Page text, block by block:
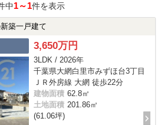
中1～1件を表示
築一戸建て
3,650万円
3LDK / 2026年
千葉県大網白里市みずほ台3丁目
ＪＲ外房線 大網 徒歩22分
建物面積 62.8㎡
土地面積 201.86㎡
(61.06坪)